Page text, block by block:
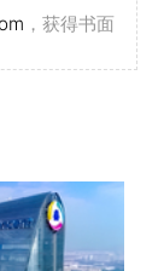
，获得书面